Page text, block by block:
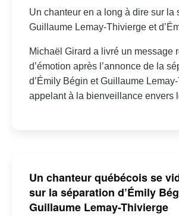
Un chanteur en a long à dire sur la
Guillaume Lemay-Thivierge et
Michaël Girard a livré un message
d’émotion après l’annonce de la
d’Émily Bégin et Guillaume
appelant à la bienveillance envers
Un chanteur québécois se
sur la séparation d’Émily
Guillaume Lemay-Thivierge